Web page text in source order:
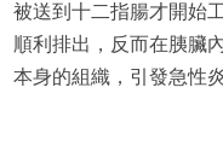
被送到十二指腸才開始
順利排出，反而在胰臟
本身的組織，引發急性炎